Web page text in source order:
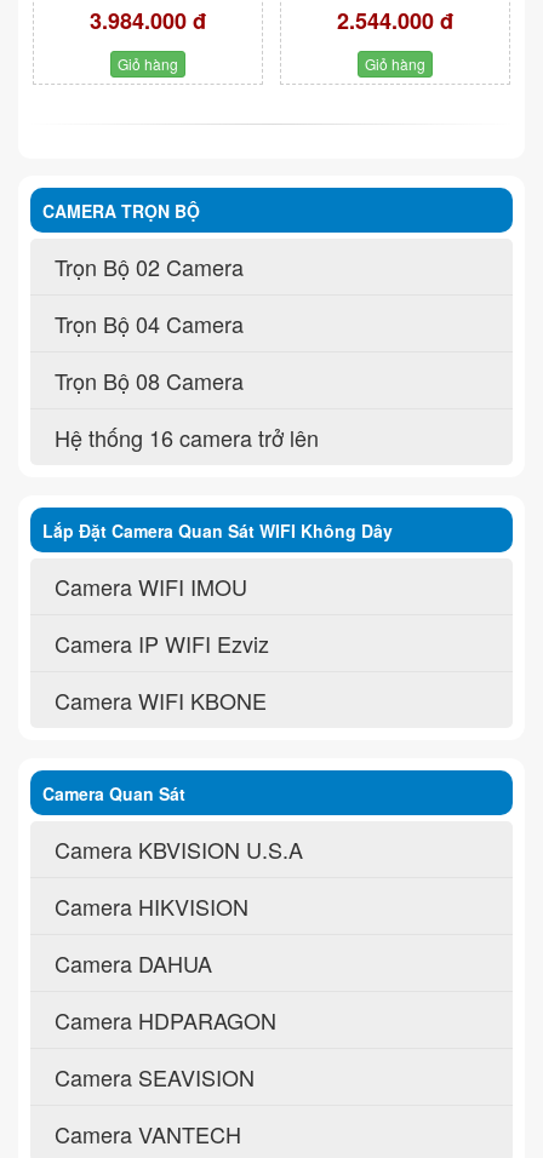
3.984.000 đ
Giỏ hàng
2.544.000 đ
Giỏ hàng
CAMERA TRỌN BỘ
Trọn Bộ 02 Camera
Trọn Bộ 04 Camera
Trọn Bộ 08 Camera
Hệ thống 16 camera trở lên
Lắp Đặt Camera Quan Sát WIFI Không Dây
Camera WIFI IMOU
Camera IP WIFI Ezviz
Camera WIFI KBONE
Camera Quan Sát
Camera KBVISION U.S.A
Camera HIKVISION
Camera DAHUA
Camera HDPARAGON
Camera SEAVISION
Camera VANTECH